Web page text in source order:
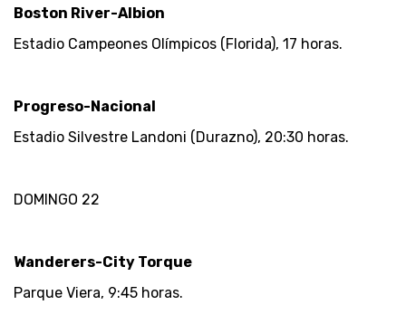
Boston River-Albion
Estadio Campeones Olímpicos (Florida), 17 horas.
Progreso-Nacional
Estadio Silvestre Landoni (Durazno), 20:30 horas.
DOMINGO 22
Wanderers-City Torque
Parque Viera, 9:45 horas.